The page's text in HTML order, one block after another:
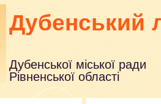
Дубенський
Дубенської міської ради
Рівненської області